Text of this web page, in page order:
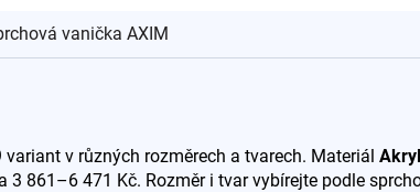
vanička AXIM
variant v různých rozměrech a tvarech. Materiál
3 861–6 471 Kč. Rozměr i tvar vybírejte podle